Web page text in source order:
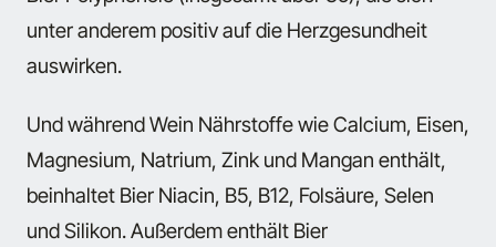
unter anderem positiv auf die Herzgesundheit
auswirken.
Und während Wein Nährstoffe wie Calcium, Eisen,
Magnesium, Natrium, Zink und Mangan enthält,
beinhaltet Bier Niacin, B5, B12, Folsäure, Selen
und Silikon. Außerdem enthält Bier